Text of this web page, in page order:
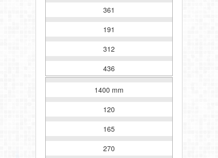
361
191
312
436
1400 mm
120
165
270